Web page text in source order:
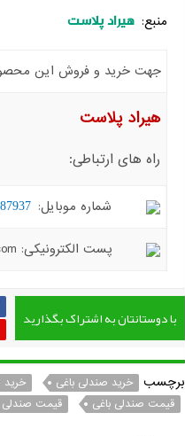
منبع: هیراد پلاست
جهت خرید و فروش این محصول
هیراد پلاست
راه های ارتباطی:
شماره موبایل:
پست الکترونیکی: hiradplast.co@gmail.com
با دوستانتان به اشتراک بگذارید
برچسب خرید صندلی باغی خرید
قیمت صندلی باغی
قیمت صندلی